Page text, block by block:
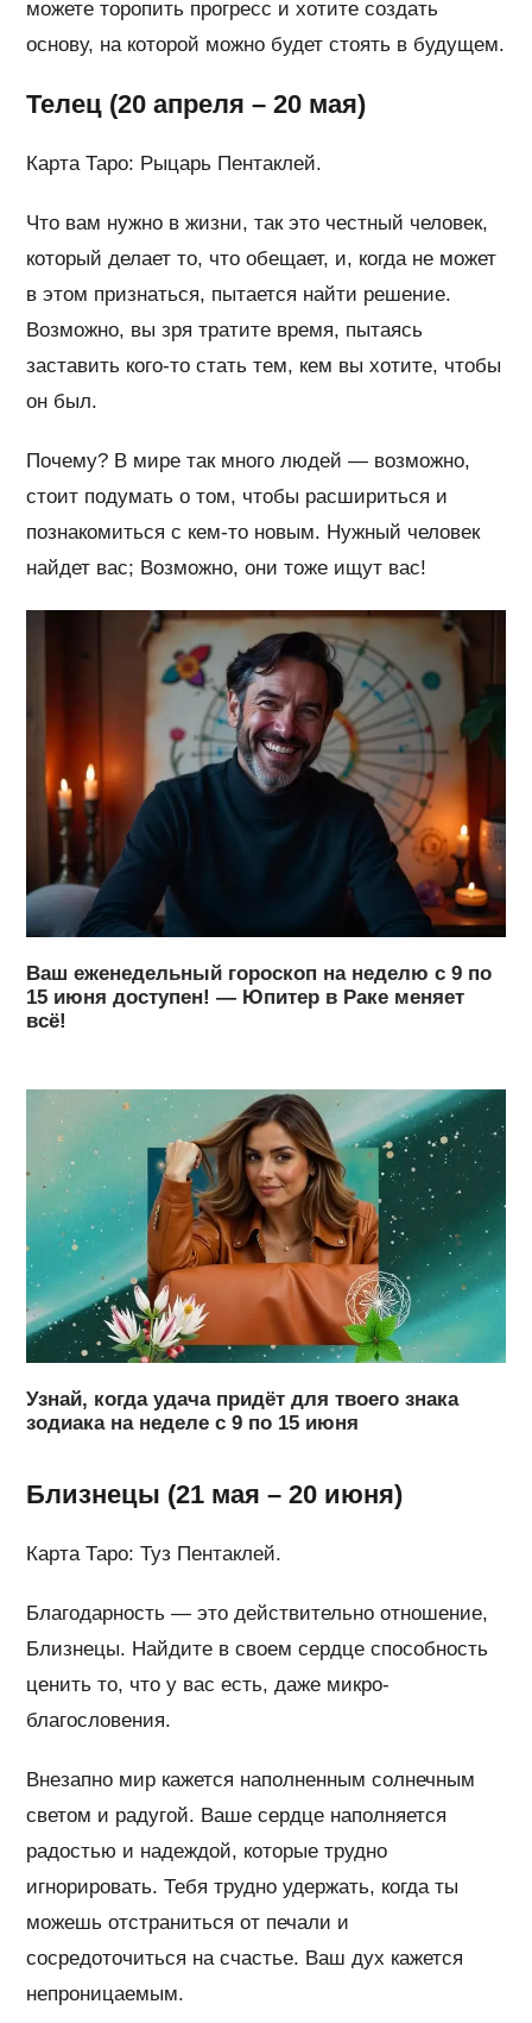
можете торопить прогресс и хотите создать
основу, на которой можно будет стоять в будущем.
Телец (20 апреля – 20 мая)
Карта Таро: Рыцарь Пентаклей.
Что вам нужно в жизни, так это честный человек,
который делает то, что обещает, и, когда не может
в этом признаться, пытается найти решение.
Возможно, вы зря тратите время, пытаясь
заставить кого-то стать тем, кем вы хотите, чтобы
он был.
Почему? В мире так много людей — возможно,
стоит подумать о том, чтобы расшириться и
познакомиться с кем-то новым. Нужный человек
найдет вас; Возможно, они тоже ищут вас!
Ваш еженедельный гороскоп на неделю с 9 по
15 июня доступен! — Юпитер в Раке меняет
всё!
Узнай, когда удача придёт для твоего знака
зодиака на неделе с 9 по 15 июня
Близнецы (21 мая – 20 июня)
Карта Таро: Туз Пентаклей.
Благодарность — это действительно отношение,
Близнецы. Найдите в своем сердце способность
ценить то, что у вас есть, даже микро-
благословения.
Внезапно мир кажется наполненным солнечным
светом и радугой. Ваше сердце наполняется
радостью и надеждой, которые трудно
игнорировать. Тебя трудно удержать, когда ты
можешь отстраниться от печали и
сосредоточиться на счастье. Ваш дух кажется
непроницаемым.